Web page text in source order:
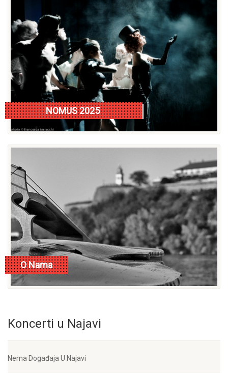
NOMUS 2025
Nomus razlog više/istorija festivala
O Nama
opširnije
Koncerti u Najavi
Nema Događaja U Najavi